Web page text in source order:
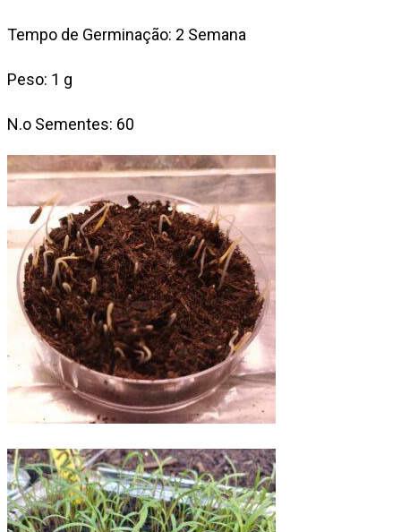
Tempo de Germinação: 2 Semana
Peso: 1 g
N.o Sementes: 60